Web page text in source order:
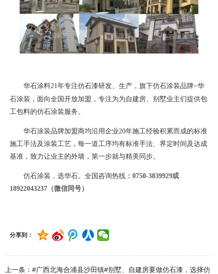
华石涂料21年专注仿石漆研发、生产，旗下仿石涂装品牌--华
石涂装，面向全国开放加盟，专注为为自建房、别墅业主们提供包
工包料的仿石涂装服务。
华石涂装品牌加盟商均沿用企业20年施工经验积累而成的标准
施工手法及涂装工艺，每一道工序均有标准手法、界定时间及达成
基准，致力让业主的外墙，第一步就与精美同步。
仿石涂装，选华石。全国咨询热线 ： 0750-3839929或
18922043237（微信同号）
分享到：
上一条：#广西北海合浦县沙田镇#别墅、自建房要做仿石漆，选择仿